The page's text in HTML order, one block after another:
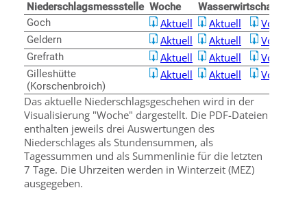
Niederschlagsmessstelle Woche
Wasserwirtschaftsjahr
Goch
Aktuell Aktuell Vorjahr
Geldern Aktuell Aktuell Vorjahr
Grefrath Aktuell Aktuell Vorjahr
Gilleshütte
(Korschenbroich)
Aktuell Aktuell
Vorjahr
Das aktuelle Niederschlagsgeschehen wird in der
Visualisierung "Woche" dargestellt. Die PDF-Dateien
enthalten jeweils drei Auswertungen des
Niederschlages als Stundensummen, als
Tagessummen und als Summenlinie für die letzten
7 Tage. Die Uhrzeiten werden in Winterzeit (MEZ)
ausgegeben.